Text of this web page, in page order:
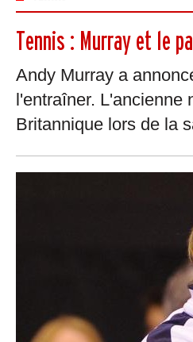
Tennis : Murray et le
Andy Murray a
l'entraîner. L'ancienne
Britannique lors de la